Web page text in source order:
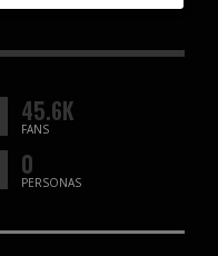
45.6K
FANS
0
PERSONAS